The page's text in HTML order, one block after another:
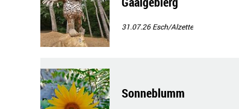
31.07.26Esch/Alzette
Sonneblumm